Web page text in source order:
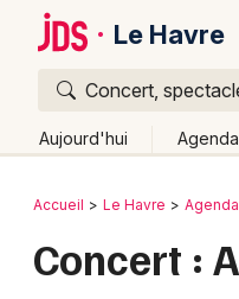
Le Havre
Concert,
Aujourd'hui Agenda
Publier un
Bordeaux
Retour
Accueil Le Havre Agenda
Concert :
Quoi ?
Où ?
Haute-Normandie